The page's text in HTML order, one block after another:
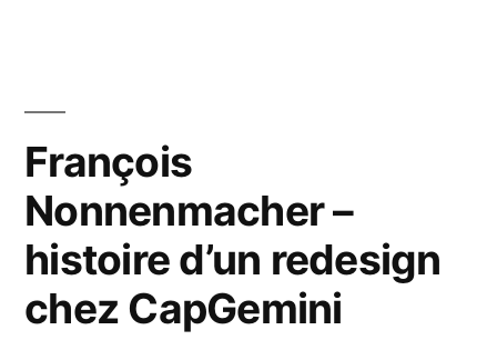
François
Nonnenmacher –
histoire d’un redesign
chez CapGemini